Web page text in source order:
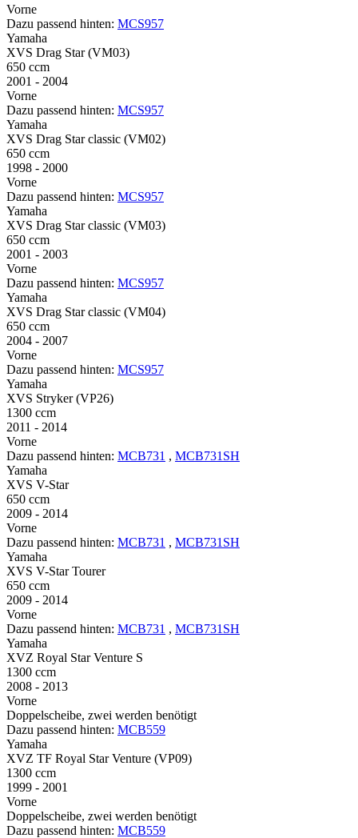
Vorne
Dazu passend hinten: MCS957
Yamaha
XVS Drag Star (VM03)
650 ccm
2001 - 2004
Vorne
Dazu passend hinten: MCS957
Yamaha
XVS Drag Star classic (VM02)
650 ccm
1998 - 2000
Vorne
Dazu passend hinten: MCS957
Yamaha
XVS Drag Star classic (VM03)
650 ccm
2001 - 2003
Vorne
Dazu passend hinten: MCS957
Yamaha
XVS Drag Star classic (VM04)
650 ccm
2004 - 2007
Vorne
Dazu passend hinten: MCS957
Yamaha
XVS Stryker (VP26)
1300 ccm
2011 - 2014
Vorne
Dazu passend hinten: MCB731 , MCB731SH
Yamaha
XVS V-Star
650 ccm
2009 - 2014
Vorne
Dazu passend hinten: MCB731 , MCB731SH
Yamaha
XVS V-Star Tourer
650 ccm
2009 - 2014
Vorne
Dazu passend hinten: MCB731 , MCB731SH
Yamaha
XVZ Royal Star Venture S
1300 ccm
2008 - 2013
Vorne
Doppelscheibe, zwei werden benötigt
Dazu passend hinten: MCB559
Yamaha
XVZ TF Royal Star Venture (VP09)
1300 ccm
1999 - 2001
Vorne
Doppelscheibe, zwei werden benötigt
Dazu passend hinten: MCB559